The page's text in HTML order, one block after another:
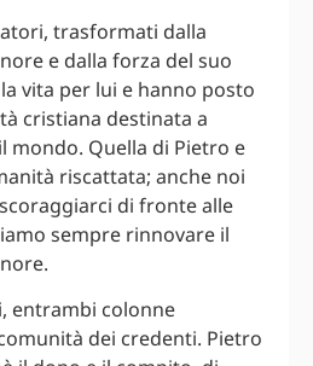
trasformati dalla
e dalla forza del suo
vita per lui e hanno posto
cristiana destinata a
Quella di Pietro e
riscattata; anche noi
di fronte alle
sempre rinnovare il
entrambi colonne
dei credenti. Pietro